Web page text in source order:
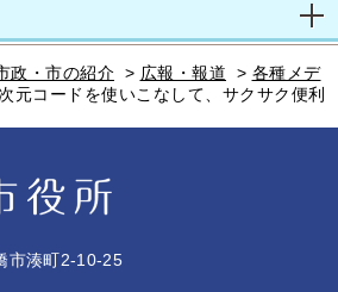
政・市の紹介 > 広報・報道 > 各種メデ
元コードを使いこなして、サクサク便利
市湊町2-10-25